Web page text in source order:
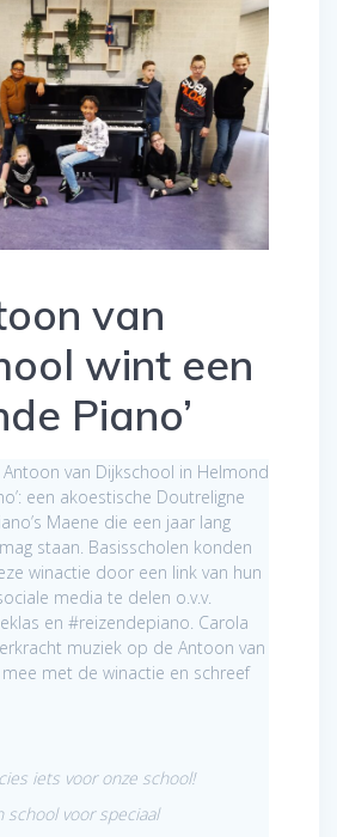
van
wint een
Piano’
van Dijkschool in Helmond
een akoestische Doutreligne
Maene die een jaar lang
staan. Basisscholen konden
winactie door een link van hun
media te delen o.v.v.
en #reizendepiano. Carola
muziek op de Antoon van
met de winactie en schreef
iets voor onze school!
school voor speciaal